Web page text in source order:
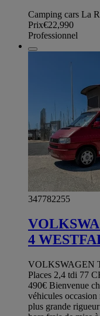
Camping cars La
Prix€22,990
Professionnel
347782255
4
VOLKSWAGEN
Places 2,4 tdi 77
490€ Bienvenue
véhicules occasion
plus grande